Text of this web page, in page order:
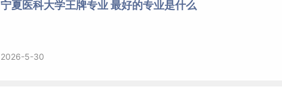
宁夏医科大学王牌专业 最好的专业是什么
2026-5-30